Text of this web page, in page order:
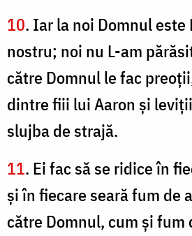
10. Iar la noi Domnul este
nostru; noi nu L-am
către Domnul le fac
dintre fiii lui Aaron şi
slujba de strajă.
11. Ei fac să se ridice în
şi în fiecare seară fum de
către Domnul, cum şi